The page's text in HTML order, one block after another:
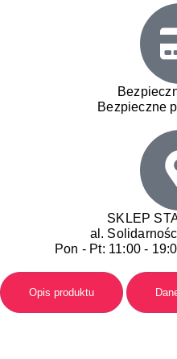
Bezpieczne
SKLEP
al.
Pon - Pt: 11:00 -
Opis produktu